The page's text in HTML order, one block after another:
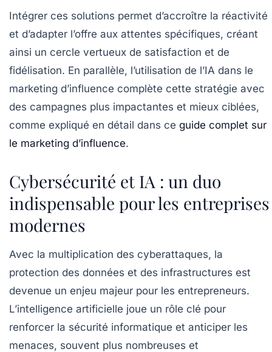
Intégrer ces solutions permet d’accroître la réactivité
et d’adapter l’offre aux attentes spécifiques, créant
ainsi un cercle vertueux de satisfaction et de
fidélisation. En parallèle, l’utilisation de l’IA dans le
marketing d’influence complète cette stratégie avec
des campagnes plus impactantes et mieux ciblées,
comme expliqué en détail dans ce guide complet sur
le marketing d’influence.
Cybersécurité et IA : un duo
indispensable pour les entreprises
modernes
Avec la multiplication des cyberattaques, la
protection des données et des infrastructures est
devenue un enjeu majeur pour les entrepreneurs.
L’intelligence artificielle joue un rôle clé pour
renforcer la sécurité informatique et anticiper les
menaces, souvent plus nombreuses et